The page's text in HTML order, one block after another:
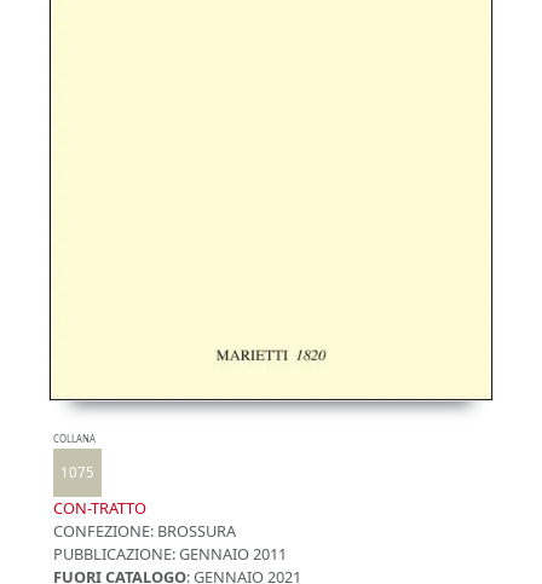
COLLANA
1075
CON-TRATTO
CONFEZIONE: BROSSURA
PUBBLICAZIONE:GENNAIO 2011
FUORI CATALOGO: GENNAIO 2021